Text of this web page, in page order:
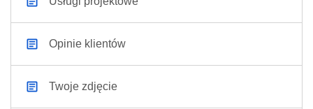
Opinie klientów
Twoje zdjęcie